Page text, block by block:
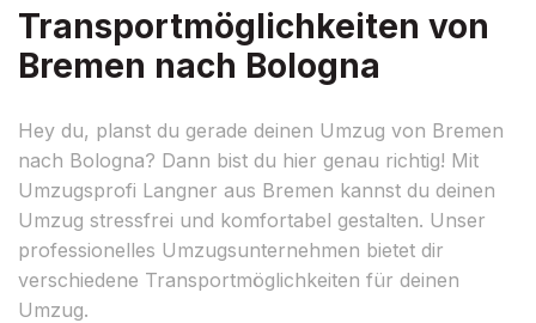
Transportmöglichkeiten von
Bremen nach Bologna
Hey du, planst du gerade deinen Umzug von Bremen
nach Bologna? Dann bist du hier genau richtig! Mit
Umzugsprofi Langner aus Bremen kannst du deinen
Umzug stressfrei und komfortabel gestalten. Unser
professionelles Umzugsunternehmen bietet dir
verschiedene Transportmöglichkeiten für deinen
Umzug.